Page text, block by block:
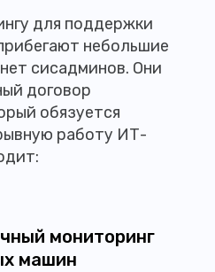
для поддержки
небольшие
сисадминов. Они
договор
обязуется
работу ИТ-
мониторинг
машин